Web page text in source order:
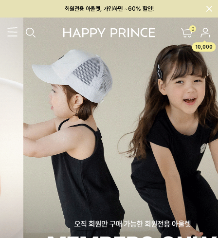
회원전용 아울렛, 가입하면 ~60% 할인!
멤버십 최대 28,000원 혜택 0
10,000
BEST BABY[6~12M] 아우터/상의 하의/레깅스